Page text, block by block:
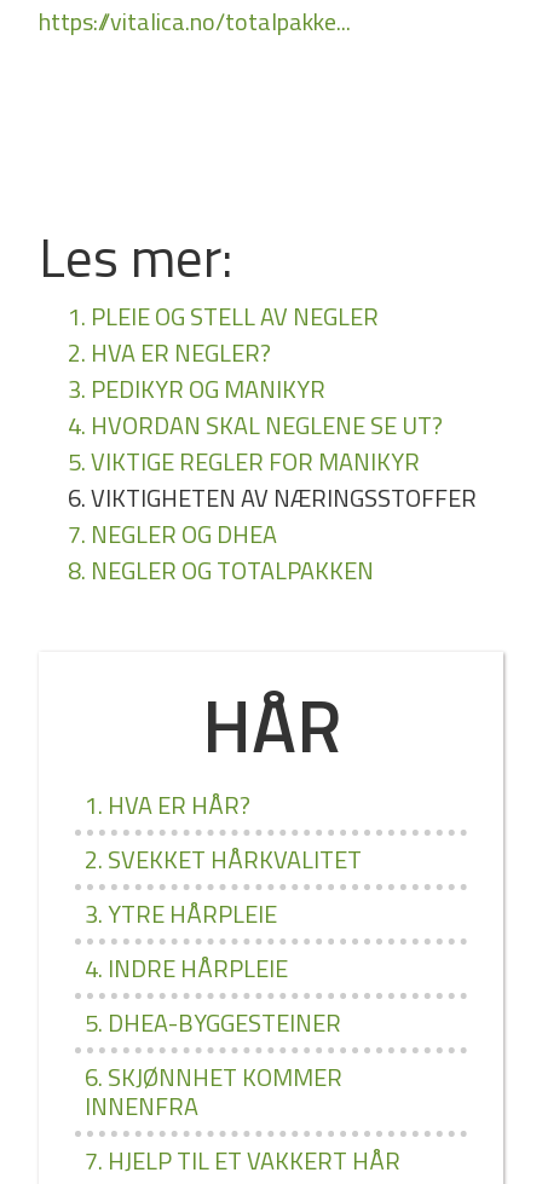
https://vitalica.no/totalpakke...
Les mer:
1. PLEIE OG STELL AV NEGLER
2. HVA ER NEGLER?
3. PEDIKYR OG MANIKYR
4. HVORDAN SKAL NEGLENE SE UT?
5. VIKTIGE REGLER FOR MANIKYR
6. VIKTIGHETEN AV NÆRINGSSTOFFER
7. NEGLER OG DHEA
8. NEGLER OG TOTALPAKKEN
HÅR
1. HVA ER HÅR?
2. SVEKKET HÅRKVALITET
3. YTRE HÅRPLEIE
4. INDRE HÅRPLEIE
5. DHEA­-BYGGESTEINER
6. SKJØNNHET KOMMER
INNENFRA
7. HJELP TIL ET VAKKERT HÅR